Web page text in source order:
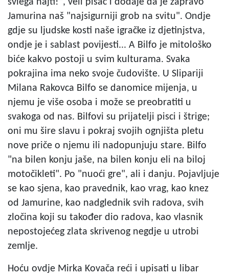
Jamurina naš "najsigurniji grob na svitu". Ondje
gdje su ljudske kosti naše igračke iz djetinjstva,
ondje je i sablast povijesti... A Bilfo je mitološko
biće kakvo postoji u svim kulturama. Svaka
pokrajina ima neko svoje čudovište. U Slipariji
Milana Rakovca Bilfo se danomice mijenja, u
njemu je više osoba i može se preobratiti u
svakoga od nas. Bilfovi su prijatelji pisci i štrige;
oni mu šire slavu i pokraj svojih ognjišta pletu
nove priče o njemu ili nadopunjuju stare. Bilfo
"na bilen konju jaše, na bilen konju eli na biloj
motočikleti". Po "nuoći gre", ali i danju. Pojavljuje
se kao sjena, kao pravednik, kao vrag, kao knez
od Jamurine, kao nadglednik svih radova, svih
zločina koji su također dio radova, kao vlasnik
nepostojećeg zlata skrivenog negdje u utrobi
zemlje.
Hoću ovdje Mirka Kovača reći i upisati u libar